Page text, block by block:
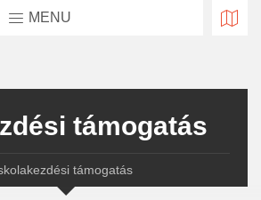
MENU
támogatás
támogatás